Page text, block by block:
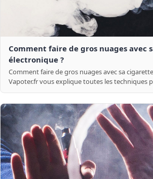
Comment faire de gros nuages avec
électronique ?
Comment faire de gros nuages avec sa
Vapoter.fr vous explique toutes les techniques